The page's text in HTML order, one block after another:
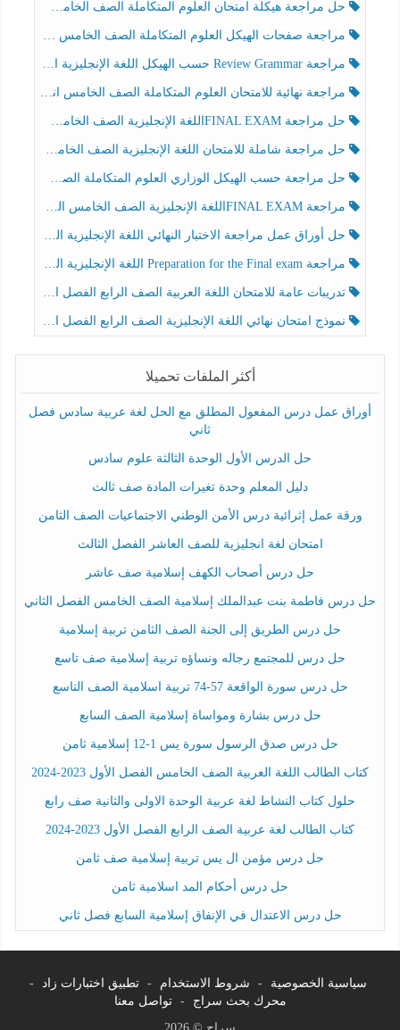
حل مراجعة هيكلة امتحان العلوم المتكاملة الصف الخامس عام الفصل الثالث
مراجعة صفحات الهيكل العلوم المتكاملة الصف الخامس انسبير الفصل الثالث
مراجعة Review Grammar حسب الهيكل اللغة الإنجليزية الصف الخامس الفصل الثالث
مراجعة نهائية للامتحان العلوم المتكاملة الصف الخامس انسبير الفصل الثالث
حل مراجعة FINAL EXAMاللغة الإنجليزية الصف الخامس الفصل الثالث
حل مراجعة شاملة للامتحان اللغة الإنجليزية الصف الخامس الفصل الثالث
حل مراجعة حسب الهيكل الوزاري العلوم المتكاملة الصف الخامس عام الفصل الثالث
مراجعة FINAL EXAMاللغة الإنجليزية الصف الخامس الفصل الثالث
حل أوراق عمل مراجعة الاختبار النهائي اللغة الإنجليزية الصف الرابع الفصل الثالث
مراجعة Preparation for the Final exam اللغة الإنجليزية الصف الرابع الفصل الثالث
تدريبات عامة للامتحان اللغة العربية الصف الرابع الفصل الثالث
نموذج امتحان نهائي اللغة الإنجليزية الصف الرابع الفصل الثالث
أكثر الملفات تحميلا
أوراق عمل درس المفعول المطلق مع الحل لغة عربية سادس فصل
ثاني
حل الدرس الأول الوحدة الثالثة علوم سادس
دليل المعلم وحدة تغيرات المادة صف ثالث
ورقة عمل إثرائية درس الأمن الوطني الاجتماعيات الصف الثامن
امتحان لغة انجليزية للصف العاشر الفصل الثالث
حل درس أصحاب الكهف إسلامية صف عاشر
حل درس فاطمة بنت عبدالملك إسلامية الصف الخامس الفصل الثاني
حل درس الطريق إلى الجنة الصف الثامن تربية إسلامية
حل درس للمجتمع رجاله ونساؤه تربية إسلامية صف تاسع
حل درس سورة الواقعة 57-74 تربية اسلامية الصف التاسع
حل درس بشارة ومواساة إسلامية الصف السابع
حل درس صدق الرسول سورة يس 1-12 إسلامية ثامن
كتاب الطالب اللغة العربية الصف الخامس الفصل الأول 2023-2024
حلول كتاب النشاط لغة عربية الوحدة الاولى والثانية صف رابع
كتاب الطالب لغة عربية الصف الرابع الفصل الأول 2023-2024
حل درس مؤمن ال يس تربية إسلامية صف ثامن
حل درس أحكام المد اسلامية ثامن
حل درس الاعتدال في الإنفاق إسلامية السابع فصل ثاني
سياسية الخصوصية - شروط الاستخدام - تطبيق اختبارات زاد
-
محرك بحث سراج
-
تواصل معنا